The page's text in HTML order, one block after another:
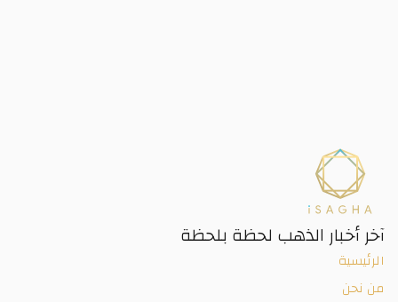
آخر أخبار الذهب لحظة بلحظة
الرئيسية
من نحن